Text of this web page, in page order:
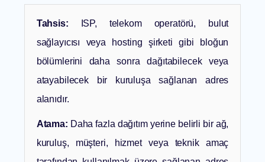
Tahsis: ISP, telekom operatörü, bulut
sağlayıcısı veya hosting şirketi gibi bloğun
bölümlerini daha sonra dağıtabilecek veya
atayabilecek bir kuruluşa sağlanan adres
alanıdır.
Atama: Daha fazla dağıtım yerine belirli bir ağ,
kuruluş, müşteri, hizmet veya teknik amaç